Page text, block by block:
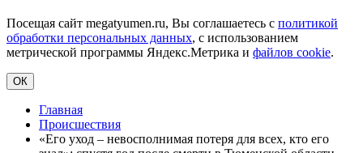
Посещая сайт megatyumen.ru, Вы соглашаетесь с политикой
обработки персональных данных, с использованием
метрической программы Яндекс.Метрика и файлов cookie.
ОК
Главная
Происшествия
«Его уход – невосполнимая потеря для всех, кто его